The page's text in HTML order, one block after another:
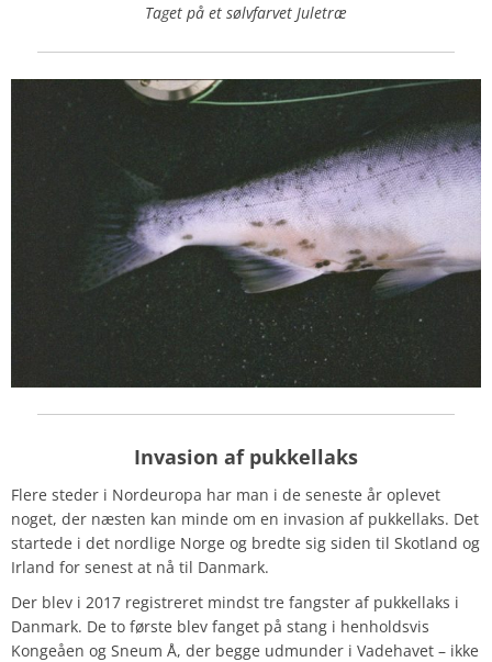
Taget på et sølvfarvet Juletræ
Invasion af pukkellaks
Flere steder i Nordeuropa har man i de seneste år oplevet
noget, der næsten kan minde om en invasion af pukkellaks. Det
startede i det nordlige Norge og bredte sig siden til Skotland og
Irland for senest at nå til Danmark.
Der blev i 2017 registreret mindst tre fangster af pukkellaks i
Danmark. De to første blev fanget på stang i henholdsvis
Kongeåen og Sneum Å, der begge udmunder i Vadehavet – ikke